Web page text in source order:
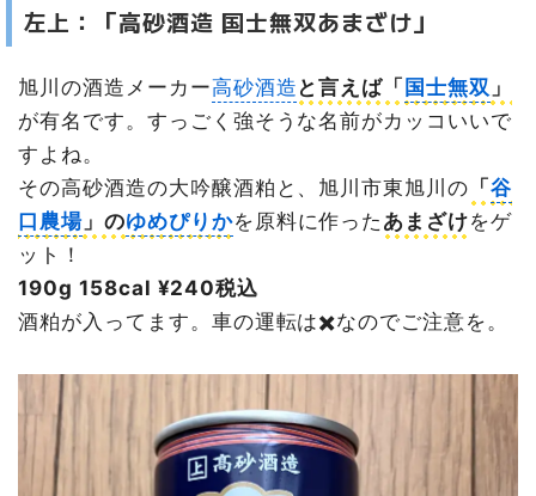
左上：「高砂酒造 国士無双あまざけ」
旭川の酒造メーカー高砂酒造 と言えば「 国士無双 」
が有名です。すっごく強そうな名前がカッコいいで
すよね。
その高砂酒造の大吟醸酒粕と、旭川市東旭川の 「谷
口農場」のゆめぴりかを原料に作った あまざけをゲ
ット！
190g 158cal ¥240税込
酒粕が入ってます。車の運転は✖️なのでご注意を。